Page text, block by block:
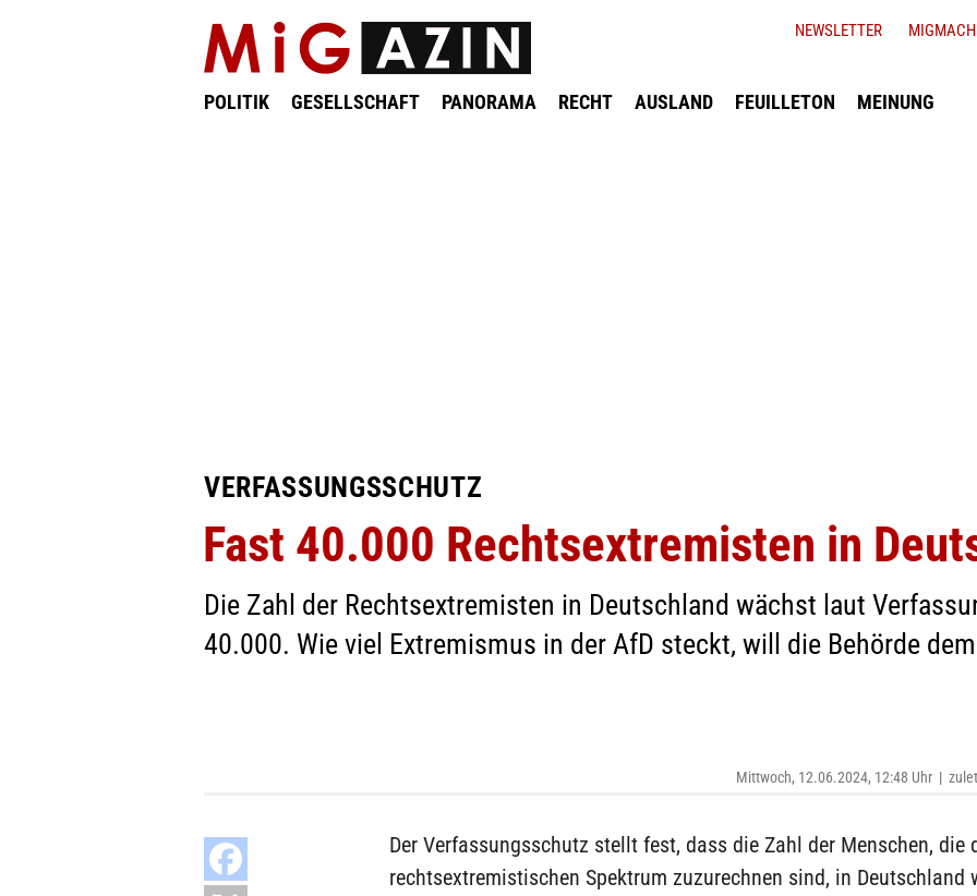
POLITIK GESELLSCHAFT PANORAMA RECHT AUSLAND FEUILLETON MEINUNG
NEWSLETTER
VERFASSUNGSSCHUTZ
Fast 40.000 Rechtsextremisten in
Die Zahl der Rechtsextremisten in Deutschland wächst laut
40.000. Wie viel Extremismus in der AfD steckt, will die Behörde
Mittwoch, 12.06.2024, 12:48 Uhr |
Der Verfassungsschutz stellt fest, dass die Zahl der Menschen, die
rechtsextremistischen Spektrum zuzurechnen sind, in Deutschland